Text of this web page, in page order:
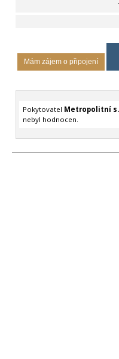
Mám zájem o připojení
Pokytovatel Metropolitní
nebyl hodnocen.